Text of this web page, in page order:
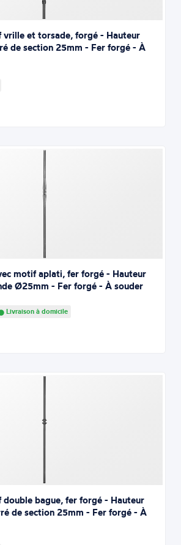
vrille et torsade, forgé - Hauteur
de section 25mm - Fer forgé - À
motif aplati, fer forgé - Hauteur
Ø25mm - Fer forgé - À souder
Livraison à domicile
double bague, fer forgé - Hauteur
de section 25mm - Fer forgé - À